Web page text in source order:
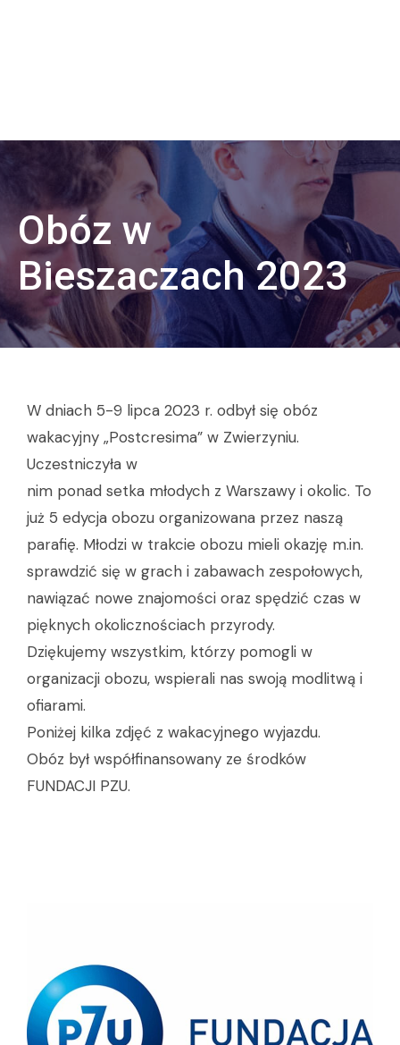
Obóz w
Bieszaczach 2023
W dniach 5-9 lipca 2023 r. odbył się obóz
wakacyjny „Postcresima” w Zwierzyniu.
Uczestniczyła w
nim ponad setka młodych z Warszawy i okolic. To
już 5 edycja obozu organizowana przez naszą
parafię. Młodzi w trakcie obozu mieli okazję m.in.
sprawdzić się w grach i zabawach zespołowych,
nawiązać nowe znajomości oraz spędzić czas w
pięknych okolicznościach przyrody.
Dziękujemy wszystkim, którzy pomogli w
organizacji obozu, wspierali nas swoją modlitwą i
ofiarami.
Poniżej kilka zdjęć z wakacyjnego wyjazdu.
Obóz był współfinansowany ze środków
FUNDACJI PZU.